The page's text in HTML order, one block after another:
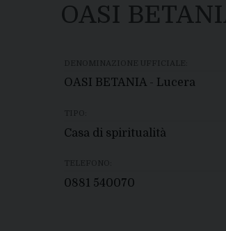
OASI
DENOMINAZIONE UFFICIALE:
OASI BETANIA - Lucera
TIPO:
Casa di spiritualità
TELEFONO:
0881 540070